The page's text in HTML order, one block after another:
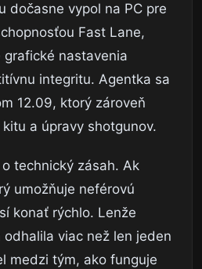
dočasne vypol na PC pre
Fast Lane,
nastavenia
integritu. Agentka sa
12.09, ktorý zároveň
a úpravy shotgunov.
technický zásah. Ak
umožňuje neférovú
konať rýchlo. Lenže
viac než len jeden
medzi tým, ako funguje